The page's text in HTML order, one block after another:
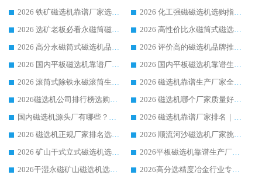
2026 铁矿磁选机靠谱厂家选购指南，领域强者华体会手机网页版-华体会(中国) 铁矿磁选机性价比高
2026 化工强磁磁选机选购指南 5 家行业口碑靠谱厂家领域强者推荐
2026 选矿老板必看永磁筒磁选机推荐 行业头部品牌口碑设备选购全攻略
2026 高性价比永磁筒式磁选机品牌盘点 行业强者口碑实测选购完整指南
2026 高分永磁筒式磁选机品牌推荐 选矿设备强者对比测评采购避坑全攻略
2026 评价高的磁选机品牌推荐选购指南，永磁筒式磁选机设备领域强者全景行业口碑解析
2026 国内平板磁选机靠谱厂家排名 行业实测口碑设备按需选购全指南
2026 国内平板磁选机靠谱生产厂家推荐排名|行业口碑选购指南，领域强者按需选设备
2026 滚筒式除铁永磁滚筒生产厂家推荐排名|行业口碑选购指南，领域强者源头厂商精选
2026 磁选机靠谱生产厂家全梳理 分场景选型行业头部品牌选购参考攻略
2026磁选机公司排行榜选购指南|正规源头厂家推荐，领域强者高性价比靠谱信赖品牌
2026 磁选机哪个厂家质量好？十大靠谱磁电企业排名选购指南
国内磁选机源头厂有哪些？2026 综合实力排名与采购避坑技巧
2026 磁选机靠谱厂家排名｜华体会手机网页版-华体会(中国) 高性价比磁选机磁电品牌
2026 磁选机正规厂家排名选购指南|行业口碑信赖品牌推荐性价比高靠谱磁电企业
2026 顺流河沙磁选机厂家挑选攻略 | 业内口碑龙头企业高性价比品牌推荐
2026 矿山干式立式磁选机选型攻略 梳理深耕磁电装备多年靠谱生产厂商
2026平板磁选机靠谱生产厂家选购指南 行业口碑良好品牌推荐 磁电领域实力强者
2026干湿永磁矿山磁选机选型攻略 优质生产厂家排名 选矿领域高口碑品牌推荐指南
2026高分选精度冶金行业专用磁选机生产厂家,干湿式磁选机源头供应商推荐